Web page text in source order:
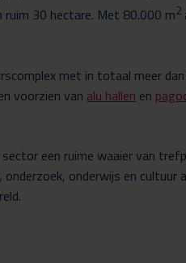
30 hectare. Met 80.000 m2
met in totaal meer
voorzien van alu hallen en
een ruime waaier van
onderwijs en